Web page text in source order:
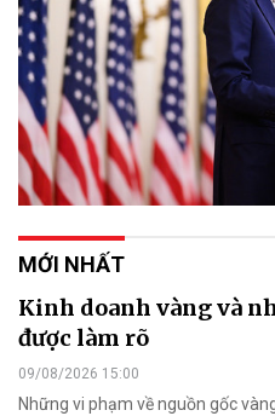
MỚI NHẤT
Kinh doanh vàng và
được làm rõ
09/08/2026 15:00
Những vi phạm về nguồn gốc